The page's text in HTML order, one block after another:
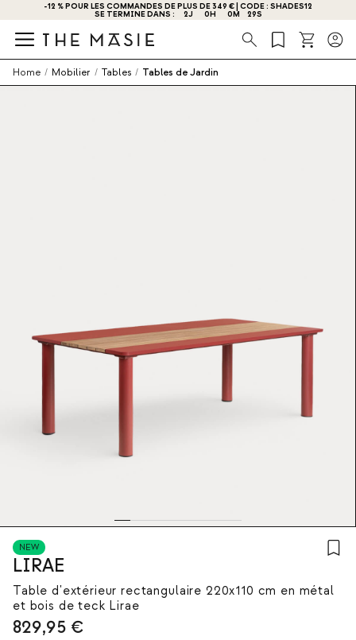
-12 % POUR LES COMMANDES DE PLUS DE 349 € | CODE : SHADES12
SE TERMINE DANS : 2J 0H 0M 28S
OBTENEZ - 10 % DE RÉDUCTION EN VOUS INSCRIVANT DÈS MAINTENANT !
Recherche
Home / Mobilier / Tables / Tables de Jardin
NEW
LIRAE
Table d'extérieur rectangulaire 220x110 cm en métal
et bois de teck Lirae
829,95 €